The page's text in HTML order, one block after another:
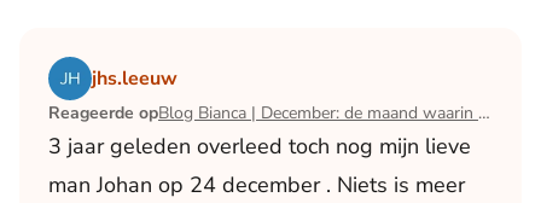
jhs.leeuw
Reageerde op Blog Bianca | December: de maand waarin ik mijn man verloor
3 jaar geleden overleed toch nog mijn lieve
man Johan op 24 december . Niets is meer
Lees het artikel Blog Bianca | December: de maand